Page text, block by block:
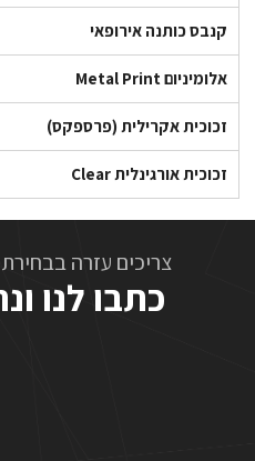
קנבס כותנה אירופאי
אלומיניום Metal Print
זכוכית אקרילית (פרספקס)
זכוכית אורגינלית Clear
צריכים עזרה
כתבו לנו